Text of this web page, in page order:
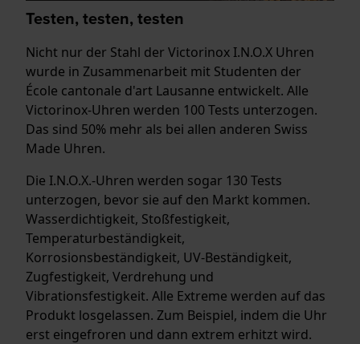
Testen, testen, testen
Nicht nur der Stahl der Victorinox I.N.O.X Uhren
wurde in Zusammenarbeit mit Studenten der
École cantonale d'art Lausanne entwickelt. Alle
Victorinox-Uhren werden 100 Tests unterzogen.
Das sind 50% mehr als bei allen anderen Swiss
Made Uhren.
Die I.N.O.X.-Uhren werden sogar 130 Tests
unterzogen, bevor sie auf den Markt kommen.
Wasserdichtigkeit, Stoßfestigkeit,
Temperaturbeständigkeit,
Korrosionsbeständigkeit, UV-Beständigkeit,
Zugfestigkeit, Verdrehung und
Vibrationsfestigkeit. Alle Extreme werden auf das
Produkt losgelassen. Zum Beispiel, indem die Uhr
erst eingefroren und dann extrem erhitzt wird.